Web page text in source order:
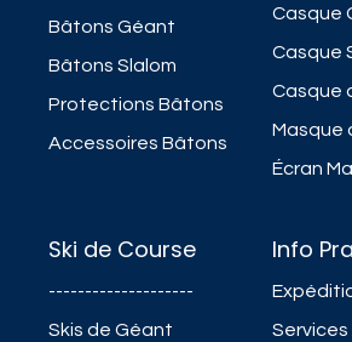
Ski de Course
--------------------
Skis de Géant
Info
Bâtons Géant
Bâtons Slalom
Protections Bâtons
Accessoires Bâtons
Casque
Casque
Casque
Masque
Écran